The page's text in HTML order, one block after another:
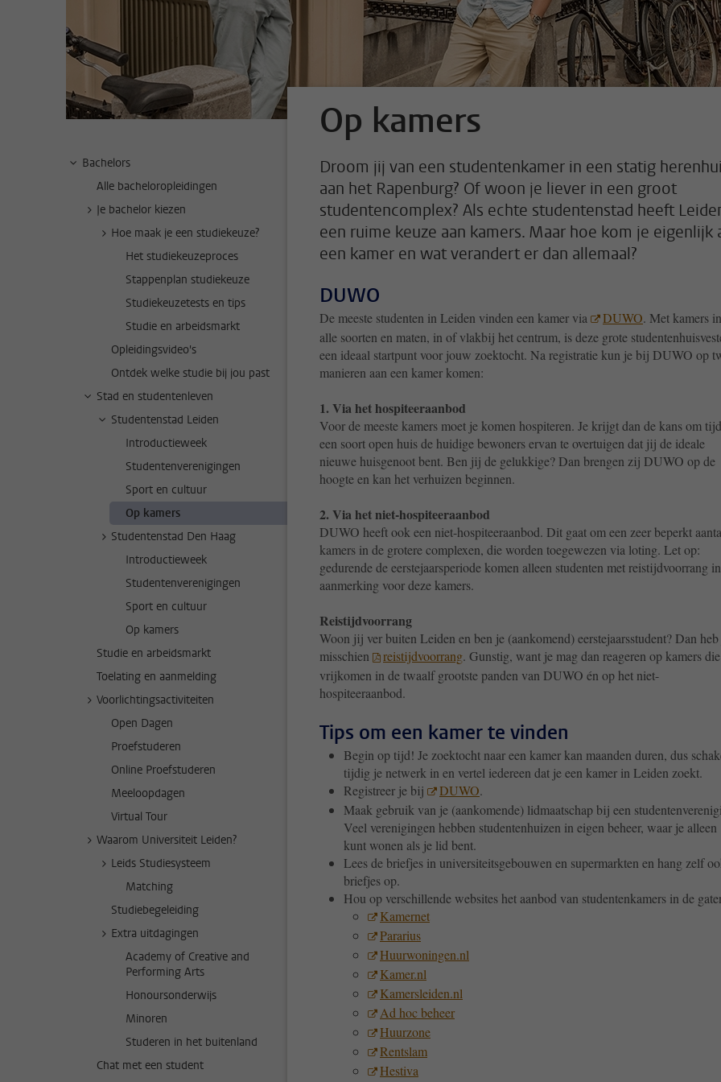
Bachelors
Alle bacheloropleidingen
Je bachelor kiezen
Hoe maak je een studiekeuze?
Het studiekeuzeproces
Stappenplan studiekeuze
Studiekeuzetests en tips
Studie en arbeidsmarkt
Opleidingsvideo's
Ontdek welke studie bij jou past
Stad en studentenleven
Studentenstad Leiden
Introductieweek
Studentenverenigingen
Sport en cultuur
Op kamers
Studentenstad Den Haag
Introductieweek
Studentenverenigingen
Sport en cultuur
Op kamers
Studie en arbeidsmarkt
Toelating en aanmelding
Voorlichtingsactiviteiten
Open Dagen
Proefstuderen
Online Proefstuderen
Meeloopdagen
Virtual Tour
Waarom Universiteit Leiden?
Leids Studiesysteem
Matching
Studiebegeleiding
Extra uitdagingen
Academy of Creative and
Performing Arts
Honoursonderwijs
Minoren
Studeren in het buitenland
Chat met een student
Op kamers
Droom jij van een studentenkamer in een statig
aan het Rapenburg? Of woon je liever in een groot
studentencomplex? Als echte studentenstad heeft
een ruime keuze aan kamers. Maar hoe kom je eigenlijk
een kamer en wat verandert er dan allemaal?
DUWO
De meeste studenten in Leiden vinden een kamer via DUWO. Met kamers in
alle soorten en maten, in of vlakbij het centrum, is deze grote
een ideaal startpunt voor jouw zoektocht. Na registratie kun je bij DUWO op
manieren aan een kamer komen:
1. Via het hospiteeraanbod
Voor de meeste kamers moet je komen hospiteren. Je krijgt dan de kans om
een soort open huis de huidige bewoners ervan te overtuigen dat jij de ideale
nieuwe huisgenoot bent. Ben jij de gelukkige? Dan brengen zij DUWO op de
hoogte en kan het verhuizen beginnen.
2. Via het niet-hospiteeraanbod
DUWO heeft ook een niet-hospiteeraanbod. Dit gaat om een zeer beperkt
kamers in de grotere complexen, die worden toegewezen via loting. Let op:
gedurende de eerstejaarsperiode komen alleen studenten met reistijdvoorrang in
aanmerking voor deze kamers.
Reistijdvoorrang
Woon jij ver buiten Leiden en ben je (aankomend) eerstejaarsstudent? Dan
misschien
reistijdvoorrang. Gunstig, want je mag dan reageren op kamers die
vrijkomen in de twaalf grootste panden van DUWO én op het niet-
hospiteeraanbod.
Tips om een kamer te vinden
Begin op tijd! Je zoektocht naar een kamer kan maanden duren, dus
tijdig je netwerk in en vertel iedereen dat je een kamer in Leiden zoekt.
Registreer je bij
DUWO.
Maak gebruik van je (aankomende) lidmaatschap bij een
Veel verenigingen hebben studentenhuizen in eigen beheer, waar je alleen
kunt wonen als je lid bent.
Lees de briefjes in universiteitsgebouwen en supermarkten en hang zelf
briefjes op.
Hou op verschillende websites het aanbod van studentenkamers in de
Kamernet
Pararius
Huurwoningen.nl
Kamer.nl
Kamersleiden.nl
Ad hoc beheer
Huurzone
Rentslam
Hestiva